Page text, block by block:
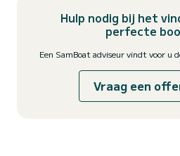
Hulp nodig bij het
perfecte
Een SamBoat adviseur vindt voor u
Vraag een